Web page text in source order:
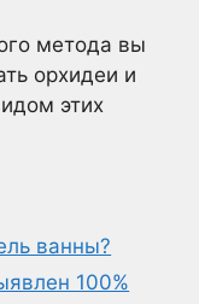
метода вы
орхидеи и
этих
ванны?
100%